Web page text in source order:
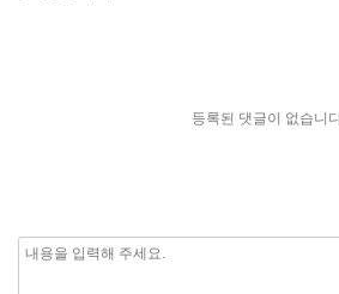
등록된 댓글이 없습니